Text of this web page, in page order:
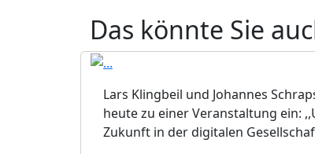
Das könnte Sie
Lars Klingbeil und Johannes
heute zu einer Veranstaltung ein:
Zukunft in der digitalen